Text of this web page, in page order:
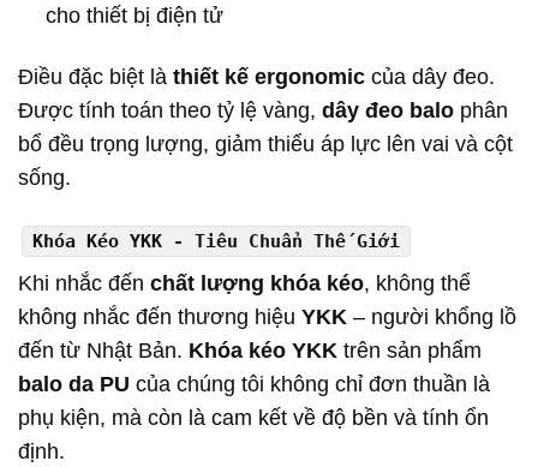
cho thiết bị điện tử
Điều đặc biệt là thiết kế ergonomic của dây đeo.
Được tính toán theo tỷ lệ vàng, dây đeo balo phân
bổ đều trọng lượng, giảm thiểu áp lực lên vai và cột
sống.
Khóa Kéo YKK - Tiêu Chuẩn Thế Giới
Khi nhắc đến chất lượng khóa kéo, không thể
không nhắc đến thương hiệu YKK – người khổng lồ
đến từ Nhật Bản. Khóa kéo YKK trên sản phẩm
balo da PU của chúng tôi không chỉ đơn thuần là
phụ kiện, mà còn là cam kết về độ bền và tính ổn
định.